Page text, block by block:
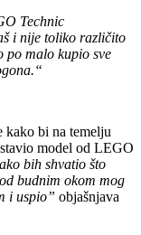
Technic
i nije toliko različito
po malo kupio sve
kako bi na temelju
model od LEGO
bih shvatio što
budnim okom mog
i uspio” objašnjava